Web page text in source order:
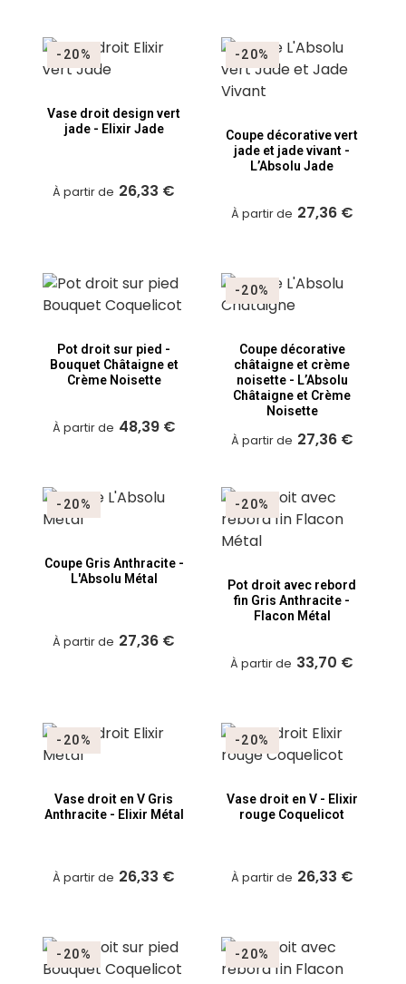
Vase droit design vert
jade - Elixir Jade
À partir de 26,33 €
-20%
Coupe décorative vert
jade et jade vivant -
L’Absolu Jade
À partir de 27,36 €
-20%
Pot droit sur pied -
Bouquet Châtaigne et
Crème Noisette
À partir de 48,39 €
Coupe décorative
châtaigne et crème
noisette - L’Absolu
Châtaigne et Crème
Noisette
À partir de 27,36 €
-20%
Coupe Gris Anthracite -
L'Absolu Métal
À partir de 27,36 €
-20%
Pot droit avec rebord
fin Gris Anthracite -
Flacon Métal
À partir de 33,70 €
-20%
Vase droit en V Gris
Anthracite - Elixir Métal
À partir de 26,33 €
-20%
Vase droit en V - Elixir
rouge Coquelicot
À partir de 26,33 €
-20%
-20% -20%